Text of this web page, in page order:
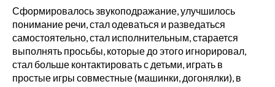
Сформировалось звукоподражание, улучшилось
понимание речи, стал одеваться и разведаться
самостоятельно, стал исполнительным, старается
выполнять просьбы, которые до этого игнорировал,
стал больше контактировать с детьми, играть в
простые игры совместные (машинки, догонялки), в